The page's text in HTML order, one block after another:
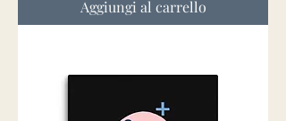
Aggiungi al carrello